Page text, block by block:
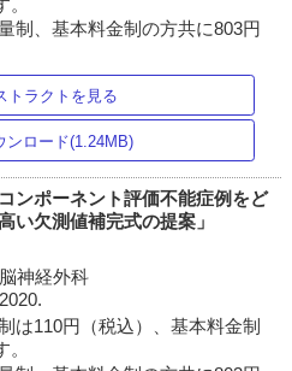
制、基本料金制の方共に803円
トラクトを見る
ンロード(1.24MB)
ンポーネント評価不能症例をど
い欠測値補完式の提案」
神経外科
は110円（税込）、基本料金制